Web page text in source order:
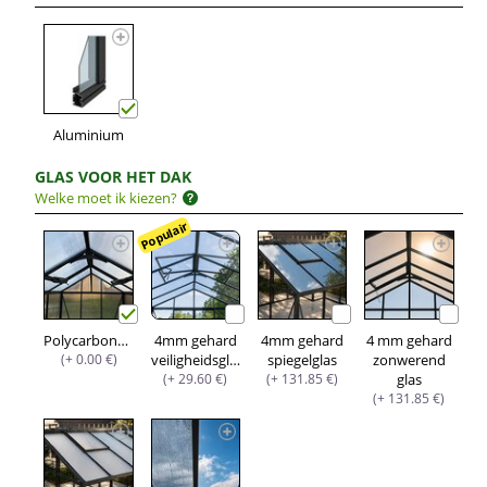
Aluminium
GLAS VOOR HET DAK
Welke moet ik kiezen?
Polycarbonaat
(+ 0.00 €)
4mm gehard
veiligheidsglas
(+ 29.60 €)
Populair
4mm gehard
spiegelglas
(+ 131.85 €)
4 mm gehard
zonwerend
glas
(+ 131.85 €)